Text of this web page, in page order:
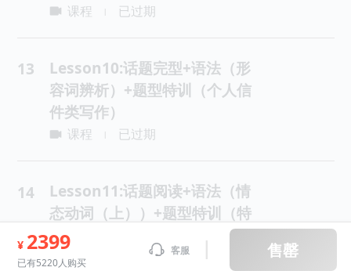
课程 已过期
13
Lesson10:话题完型+语法（形
容词辨析）+题型特训（个人信
件类写作）
课程 已过期
14
Lesson11:话题阅读+语法（情
态动词（上））+题型特训（特
定题型听力）
课程 已过期
¥ 2399
已有5220人购买
客服 售罄